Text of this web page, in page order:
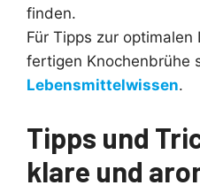
finden.
Für Tipps zur optimalen
fertigen Knochenbrühe
Lebensmittelwissen.
Tipps und
klare und